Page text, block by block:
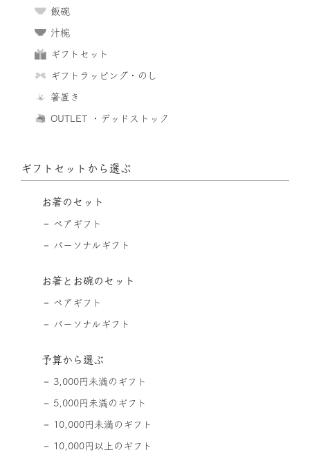
飯碗
汁椀
ギフトセット
ギフトラッピング・のし
箸置き
OUTLET ・デッドストック
ギフトセットから選ぶ
お箸のセット
ペアギフト
パーソナルギフト
お箸とお碗のセット
ペアギフト
パーソナルギフト
予算から選ぶ
3,000円未満のギフト
5,000円未満のギフト
10,000円未満のギフト
10,000円以上のギフト